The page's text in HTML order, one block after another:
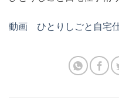
動画 ひとりしごと自宅